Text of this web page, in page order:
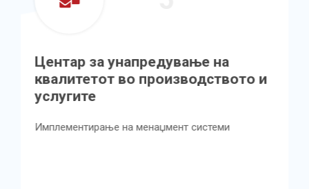
Центар за унапредување на
квалитетот во производството и
услугите
Имплементирање на менаџмент системи